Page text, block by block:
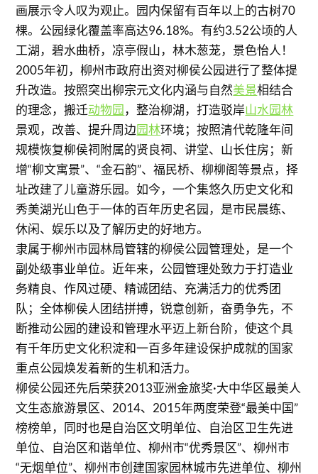
画展示令人叹为观止。园内保留有百年以上的古树70
棵。公园绿化覆盖率高达96.18%。有约3.52公顷的人
工湖，碧水曲桥，凉亭假山，林木葱茏，景色怡人！
2005年初，柳州市政府出资对柳侯公园进行了整体提
升改造。按照突出柳宗元文化内涵与自然美景相结合
的理念，搬迁动物园 ，整治柳湖，打造驳岸山水园林
景观，改善、提升周边园林环境；按照清代乾隆年间
规模恢复柳侯祠附属的贤良祠、讲堂、山长住房；新
增“柳文寓景”、“金石韵”、福民桥、柳柳阁等景点，择
址改建了儿童游乐园。如今，一个集悠久历史文化和
秀美湖光山色于一体的百年历史名园，是市民晨练、
休闲、娱乐以及了解历史的好地方。
隶属于柳州市园林局管辖的柳侯公园管理处，是一个
副处级事业单位。近年来，公园管理处致力于打造业
务精良、作风过硬、精诚团结、充满活力的优秀团
队；全体柳侯人团结拼搏，锐意创新，奋勇争先，不
断推动公园的建设和管理水平迈上新台阶，使这个具
有千年历史文化积淀和一百多年建设保护成就的国家
重点公园焕发着新的生机和活力。
柳侯公园还先后荣获2013亚洲金旅奖·大中华区最美人
文生态旅游景区、2014、2015年两度荣登“最美中国”
榜榜单，同时也是自治区文明单位、自治区卫生先进
单位、自治区和谐单位、柳州市“优秀景区”、柳州市
“无烟单位”、柳州市创建国家园林城市先进单位、柳州